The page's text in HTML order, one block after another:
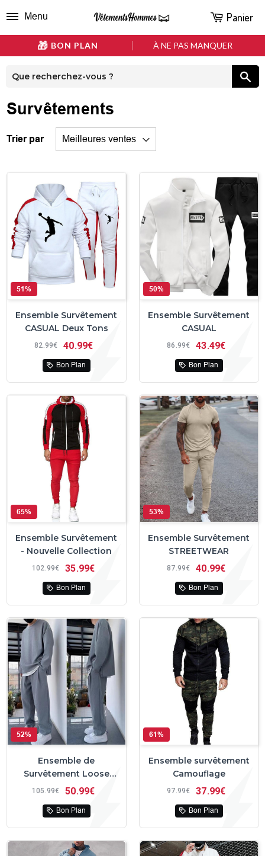
BON PLAN À NE PAS MANQUER
Menu Panier
Survêtements
Trier par
51%
Ensemble Survêtement
CASUAL Deux Tons
82 99€ 40 99€
Bon Plan
50%
Ensemble Survêtement
CASUAL
86 99€ 43 49€
Bon Plan
65%
Ensemble Survêtement
- Nouvelle Collection
102 99€ 35 99€
Bon Plan
53%
Ensemble Survêtement
STREETWEAR
87 99€ 40 99€
Bon Plan
52%
Ensemble de
Survêtement Loose
Monochrome
105 99€ 50 99€
Bon Plan
61%
Ensemble survêtement
Camouflage
97 99€ 37 99€
Bon Plan